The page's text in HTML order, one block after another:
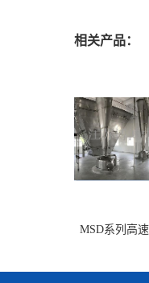
相关产品：
MSD系列高